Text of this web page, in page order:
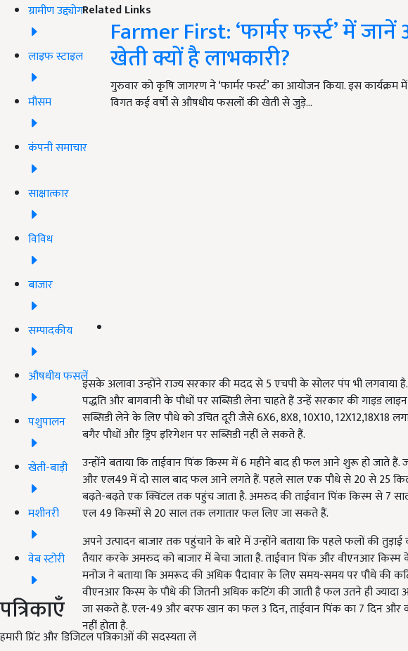
ग्रामीण उद्द्योग
लाइफ स्टाइल
मौसम
कंपनी समाचार
साक्षात्कार
विविध
बाजार
सम्पादकीय
औषधीय फसलें
पशुपालन
खेती-बाड़ी
मशीनरी
वेब स्टोरी
पत्रिकाएँ
हमारी प्रिंट और डिजिटल पत्रिकाओं की सदस्यता लें
Related Links
Farmer First: ‘फार्मर फर्स्ट’ में
खेती क्यों है लाभकारी?
गुरुवार को कृषि जागरण ने ‘फार्मर फर्स्ट’ का आयोजन किया. इस कार्यक्रम
विगत कई वर्षों से औषधीय फसलों की खेती से जुड़े…
इसके अलावा उन्होंने राज्य सरकार की मदद से 5 एचपी के सोलर पंप भी लगवाया है.
पद्धति और बागवानी के पौधों पर सब्सिडी लेना चाहते हैं उन्हें सरकार की गाइड
सब्सिडी लेने के लिए पौधे को उचित दूरी जैसे 6X6, 8X8, 10X10, 12X12,18X18
बगैर पौधों और ड्रिप इरिगेशन पर सब्सिडी नहीं ले सकते हैं.
उन्होंने बताया कि ताईवान पिंक किस्म में 6 महीने बाद ही फल आने शुरू हो जाते
और एल49 में दो साल बाद फल आने लगते हैं. पहले साल एक पौधे से 20 से 25
बढ़ते-बढ़ते एक क्विंटल तक पहुंच जाता है. अमरुद की ताईवान पिंक किस्म से 7
एल 49 किस्मों से 20 साल तक लगातार फल लिए जा सकते हैं.
अपने उत्पादन बाजार तक पहुंचाने के बारे में उन्होंने बताया कि पहले फलों की
तैयार करके अमरुद को बाजार में बेचा जाता है. ताईवान पिंक और वीएनआर किस्म
मनोज ने बताया कि अमरूद की अधिक पैदावार के लिए समय-समय पर पौधे की
वीएनआर किस्म के पौधे की जितनी अधिक कटिंग की जाती है फल उतने ही ज्यादा
जा सकते हैं. एल-49 और बरफ खान का फल 3 दिन, ताईवान पिंक का 7 दिन
नहीं होता है.